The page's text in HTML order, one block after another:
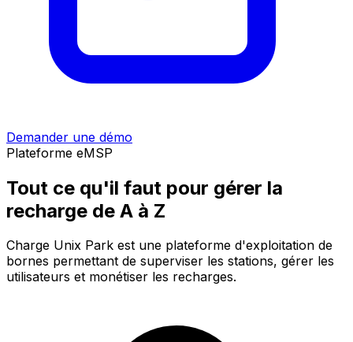
Demander une démo
Plateforme eMSP
Tout ce qu'il faut pour gérer la
recharge de A à Z
Charge Unix Park est une plateforme d'exploitation de
bornes permettant de superviser les stations, gérer les
utilisateurs et monétiser les recharges.